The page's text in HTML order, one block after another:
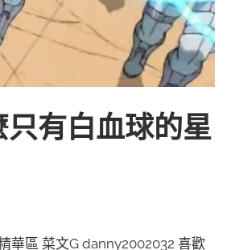
只有白血球的星
華區 菜文G danny2002032 喜歡